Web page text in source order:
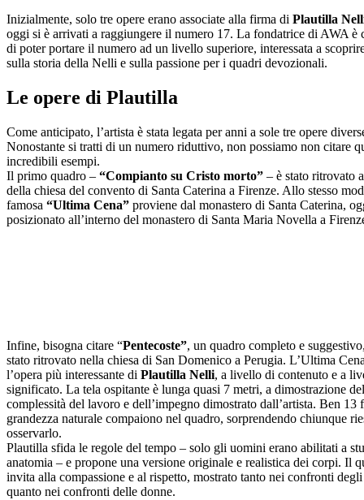
Inizialmente, solo tre opere erano associate alla firma di Plautilla
oggi si è arrivati a raggiungere il numero 17. La fondatrice di AWA è
di poter portare il numero ad un livello superiore, interessata a
sulla storia della Nelli e sulla passione per i quadri devozionali.
Le opere di Plautilla
Come anticipato, l’artista è stata legata per anni a sole tre opere
Nonostante si tratti di un numero riduttivo, non possiamo non citare
incredibili esempi.
Il primo quadro – “Compianto su Cristo morto” – è stato ritrovato
della chiesa del convento di Santa Caterina a Firenze. Allo stesso
famosa “Ultima Cena” proviene dal monastero di Santa Caterina,
posizionato all’interno del monastero di Santa Maria Novella a
Infine, bisogna citare “Pentecoste”, un quadro completo e
stato ritrovato nella chiesa di San Domenico a Perugia. L’Ultima
l’opera più interessante di Plautilla Nelli, a livello di contenuto e a
significato. La tela ospitante è lunga quasi 7 metri, a dimostrazione
complessità del lavoro e dell’impegno dimostrato dall’artista. Ben 13
grandezza naturale compaiono nel quadro, sorprendendo chiunque
osservarlo.
Plautilla sfida le regole del tempo – solo gli uomini erano abilitati a
anatomia – e propone una versione originale e realistica dei corpi. Il
invita alla compassione e al rispetto, mostrato tanto nei confronti
quanto nei confronti delle donne.